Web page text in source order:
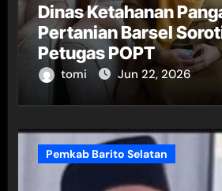
Dinas Ketahanan
Pertanian Barsel
Petugas POPT
tomi Jun 22, 2026
Pemkab Barito Selatan